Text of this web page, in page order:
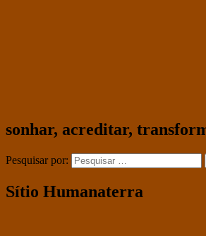
sonhar, acreditar,
Pesquisar por:
Sítio Humanaterra